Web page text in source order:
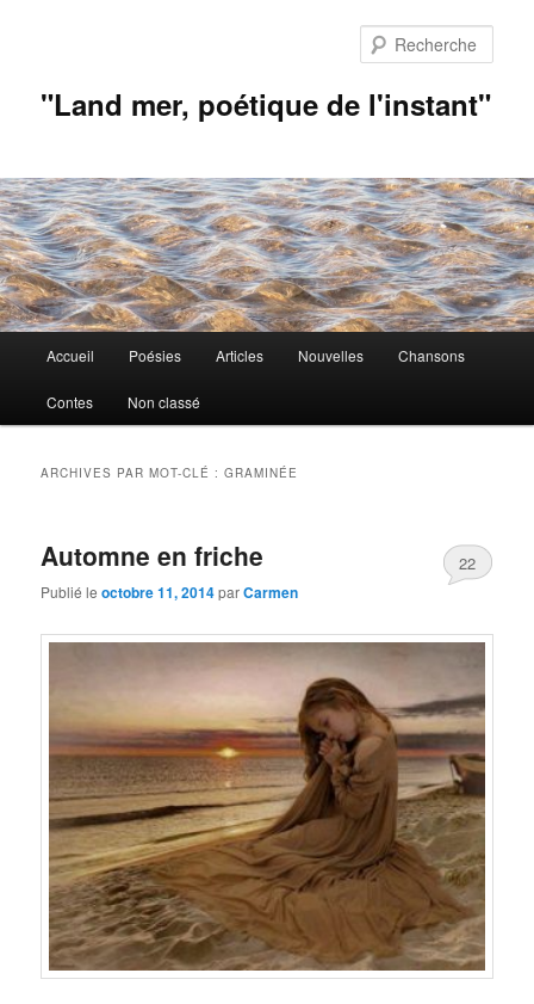
"Land mer, poétique de l'instant"
principal
Accueil Poésies Articles Nouvelles Chansons
Contes Non classé
ARCHIVES PAR MOT-CLÉ :GRAMINÉE
Automne en friche
Publié leoctobre 11, 2014parCarmen
22